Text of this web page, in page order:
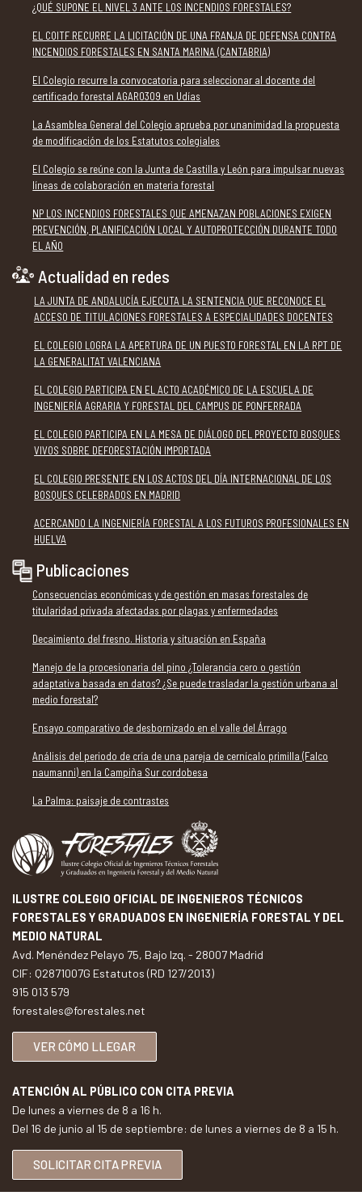
¿QUÉ SUPONE EL NIVEL 3 ANTE LOS INCENDIOS FORESTALES?
EL COITF RECURRE LA LICITACIÓN DE UNA FRANJA DE DEFENSA CONTRA
INCENDIOS FORESTALES EN SANTA MARINA (CANTABRIA)
El Colegio recurre la convocatoria para seleccionar al docente del
certificado forestal AGAR0309 en Udías
La Asamblea General del Colegio aprueba por unanimidad la propuesta
de modificación de los Estatutos colegiales
El Colegio se reúne con la Junta de Castilla y León para impulsar nuevas
líneas de colaboración en materia forestal
NP LOS INCENDIOS FORESTALES QUE AMENAZAN POBLACIONES EXIGEN
PREVENCIÓN, PLANIFICACIÓN LOCAL Y AUTOPROTECCIÓN DURANTE TODO
EL AÑO
Actualidad en redes
LA JUNTA DE ANDALUCÍA EJECUTA LA SENTENCIA QUE RECONOCE EL
ACCESO DE TITULACIONES FORESTALES A ESPECIALIDADES DOCENTES
EL COLEGIO LOGRA LA APERTURA DE UN PUESTO FORESTAL EN LA RPT DE
LA GENERALITAT VALENCIANA
EL COLEGIO PARTICIPA EN EL ACTO ACADÉMICO DE LA ESCUELA DE
INGENIERÍA AGRARIA Y FORESTAL DEL CAMPUS DE PONFERRADA
EL COLEGIO PARTICIPA EN LA MESA DE DIÁLOGO DEL PROYECTO BOSQUES
VIVOS SOBRE DEFORESTACIÓN IMPORTADA
EL COLEGIO PRESENTE EN LOS ACTOS DEL DÍA INTERNACIONAL DE LOS
BOSQUES CELEBRADOS EN MADRID
ACERCANDO LA INGENIERÍA FORESTAL A LOS FUTUROS PROFESIONALES EN
HUELVA
Publicaciones
Consecuencias económicas y de gestión en masas forestales de
titularidad privada afectadas por plagas y enfermedades
Decaimiento del fresno. Historia y situación en España
Manejo de la procesionaria del pino ¿Tolerancia cero o gestión
adaptativa basada en datos? ¿Se puede trasladar la gestión urbana al
medio forestal?
Ensayo comparativo de desbornizado en el valle del Árrago
Análisis del periodo de cría de una pareja de cernícalo primilla (Falco
naumanni) en la Campiña Sur cordobesa
La Palma: paisaje de contrastes
ILUSTRE COLEGIO OFICIAL DE INGENIEROS TÉCNICOS
FORESTALES Y GRADUADOS EN INGENIERÍA FORESTAL Y DEL
MEDIO NATURAL
Avd. Menéndez Pelayo 75, Bajo Izq. - 28007 Madrid
CIF: Q2871007G Estatutos (RD 127/2013)
915 013 579
forestales@forestales.net
VER CÓMO LLEGAR
ATENCIÓN AL PÚBLICO CON CITA PREVIA
De lunes a viernes de 8 a 16 h.
Del 16 de junio al 15 de septiembre: de lunes a viernes de 8 a 15 h.
SOLICITAR CITA PREVIA